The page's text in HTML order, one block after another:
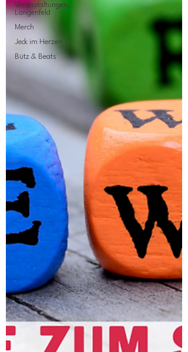
Veranstaltungen
Langenfeld
Merch
Jeck im Herzen
Bütz & Beats